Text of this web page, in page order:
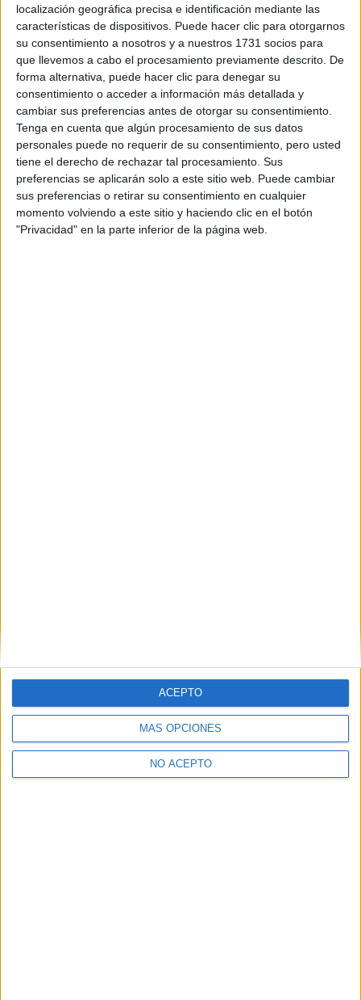
localización geográfica precisa e identificación mediante las
características de dispositivos. Puede hacer clic para otorgarnos
su consentimiento a nosotros y a nuestros 1731 socios para
que llevemos a cabo el procesamiento previamente descrito. De
forma alternativa, puede hacer clic para denegar su
consentimiento o acceder a información más detallada y
cambiar sus preferencias antes de otorgar su consentimiento.
Tenga en cuenta que algún procesamiento de sus datos
personales puede no requerir de su consentimiento, pero usted
tiene el derecho de rechazar tal procesamiento. Sus
preferencias se aplicarán solo a este sitio web. Puede cambiar
sus preferencias o retirar su consentimiento en cualquier
momento volviendo a este sitio y haciendo clic en el botón
"Privacidad" en la parte inferior de la página web.
MÁS OPCIONES
NO ACEPTO
ACEPTO
Chica
¿En qué año terminas (o terminaste) bachillerato o FP?
Soy estudiante de:*
Términos y Condiciones de Uso
Aceptolos Términos y Condicionesde uso*
Y como regalo de agradecimiento, por registrarte te daremos
gratis una copia de nuestro ebook con 100 consejos para tu
primer año de universidad